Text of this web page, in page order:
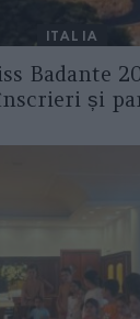
ITALIA
Badante
și